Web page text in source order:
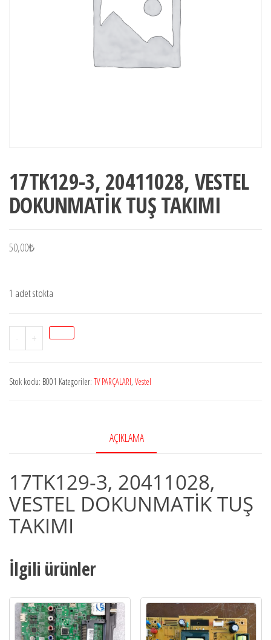
17TK129-3, 20411028, VESTEL
DOKUNMATİK TUŞ TAKIMI
50,00₺
1 adet stokta
-
17TK129-
3,
VESTEL
+
Stok kodu: B001 Kategoriler: TV PARÇALARI, Vestel
AÇIKLAMA
17TK129-3, 20411028,
VESTEL DOKUNMATİK TUŞ
TAKIMI
İlgili ürünler